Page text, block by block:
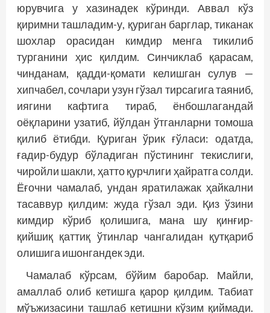
юрувчига у хазинадек кўринди. Аввал кўз
қиримни ташладим-у, қуриган барглар, тиканак
шохлар орасидан кимдир менга тикилиб
турганини ҳис қилдим. Синчиклаб қарасам,
чинданам, қадди-қомати келишган сулув —
хипчабел, сочлари узун гўзал тирсагига таяниб,
иягини кафтига тираб, ёнбошлагандай
оёқларини узатиб, йўлдан ўтганларни томоша
қилиб ётибди. Қуриган ўрик ғўласи: одатда,
ғадир-будур бўладиган пўстининг текислиги,
чиройли шакли, ҳатто қурчлиги ҳайратга солди.
Ёғочни чамалаб, ундан яратилажак ҳайкални
тасаввур қилдим: жуда гўзал эди. Қиз ўзини
кимдир кўриб қолишига, мана шу қинғир-
қийшиқ қаттиқ ўтинлар чангалидан қутқариб
олишига ишонгандек эди.
Чамалаб кўрсам, бўйим баробар. Майли,
амаллаб олиб кетишга қарор қилдим. Табиат
мўъжизасини ташлаб кетишни кўзим қиймади.